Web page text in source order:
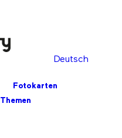
Deutsch
Fotokarten
Themen